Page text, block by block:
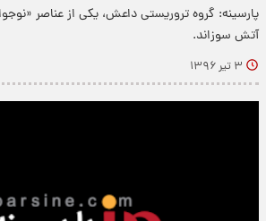
پارسینه: گروه تروریستی داعش، یکی از عناصر
آتش سوزاند.
۳ تیر ۱۳۹۶